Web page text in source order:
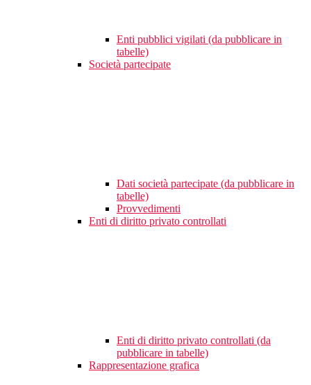
Enti pubblici vigilati (da pubblicare in
tabelle)
Società partecipate
Dati società partecipate (da pubblicare in
tabelle)
Provvedimenti
Enti di diritto privato controllati
Enti di diritto privato controllati (da
pubblicare in tabelle)
Rappresentazione grafica